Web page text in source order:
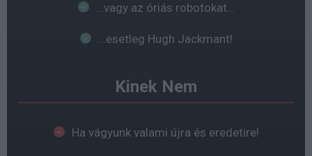
…vagy az óriás robotokat…
…esetleg Hugh Jackmant!
Kinek Nem
Ha vágyunk valami újra és eredetire!